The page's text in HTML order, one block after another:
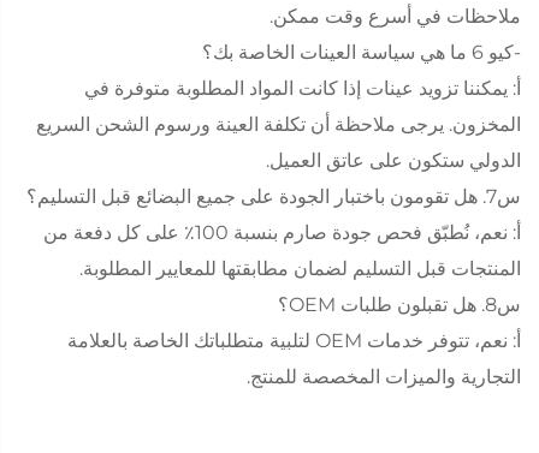
ملاحظات في أسرع وقت ممكن.
-كيو 6 ما هي سياسة العينات الخاصة بك؟
أ: يمكننا تزويد عينات إذا كانت المواد المطلوبة متوفرة في
المخزون. يرجى ملاحظة أن تكلفة العينة ورسوم الشحن السريع
الدولي ستكون على عاتق العميل.
س7. هل تقومون باختبار الجودة على جميع البضائع قبل التسليم؟
أ: نعم، نُطبّق فحص جودة صارم بنسبة 100٪ على كل دفعة من
المنتجات قبل التسليم لضمان مطابقتها للمعايير المطلوبة.
س8. هل تقبلون طلبات OEM؟
أ: نعم، تتوفر خدمات OEM لتلبية متطلباتك الخاصة بالعلامة
التجارية والميزات المخصصة للمنتج.